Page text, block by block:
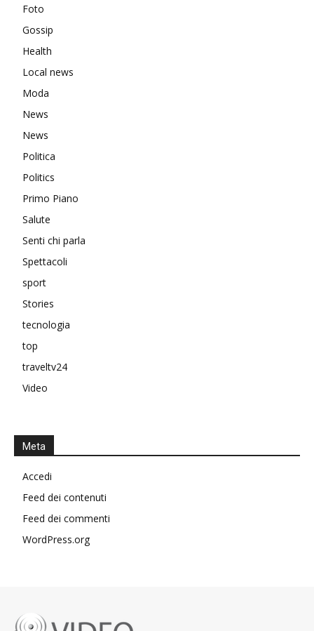
Foto
Gossip
Health
Local news
Moda
News
News
Politica
Politics
Primo Piano
Salute
Senti chi parla
Spettacoli
sport
Stories
tecnologia
top
traveltv24
Video
Meta
Accedi
Feed dei contenuti
Feed dei commenti
WordPress.org